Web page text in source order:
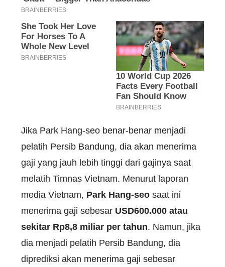
Jika Park Hang-seo benar-benar menjadi
pelatih Persib Bandung, dia akan menerima
gaji yang jauh lebih tinggi dari gajinya saat
melatih Timnas Vietnam. Menurut laporan
media Vietnam, Park Hang-seo saat ini
menerima gaji sebesar USD600.000 atau
sekitar Rp8,8 miliar per tahun. Namun, jika
dia menjadi pelatih Persib Bandung, dia
diprediksi akan menerima gaji sebesar